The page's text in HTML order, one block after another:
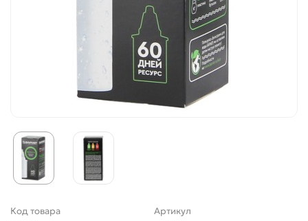
Код товара Артикул